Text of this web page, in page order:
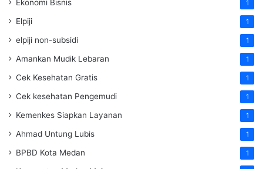
Ekonomi Bisnis 1
Elpiji 1
elpiji non-subsidi 1
Amankan Mudik Lebaran 1
Cek Kesehatan Gratis 1
Cek kesehatan Pengemudi 1
Kemenkes Siapkan Layanan 1
Ahmad Untung Lubis 1
BPBD Kota Medan 1